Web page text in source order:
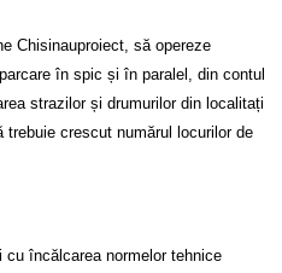
Chisinauproiect, să opereze
în spic și în paralel, din contul
strazilor și drumurilor din localitați
crescut numărul locurilor de
cu încălcarea normelor tehnice